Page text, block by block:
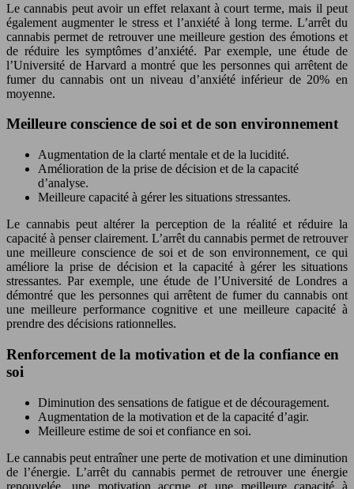
Le cannabis peut avoir un effet relaxant à court terme, mais il peut
également augmenter le stress et l’anxiété à long terme. L’arrêt du
cannabis permet de retrouver une meilleure gestion des émotions et
de réduire les symptômes d’anxiété. Par exemple, une étude de
l’Université de Harvard a montré que les personnes qui arrêtent de
fumer du cannabis ont un niveau d’anxiété inférieur de 20% en
moyenne.
Meilleure conscience de soi et de son environnement
Augmentation de la clarté mentale et de la lucidité.
Amélioration de la prise de décision et de la capacité
d’analyse.
Meilleure capacité à gérer les situations stressantes.
Le cannabis peut altérer la perception de la réalité et réduire la
capacité à penser clairement. L’arrêt du cannabis permet de retrouver
une meilleure conscience de soi et de son environnement, ce qui
améliore la prise de décision et la capacité à gérer les situations
stressantes. Par exemple, une étude de l’Université de Londres a
démontré que les personnes qui arrêtent de fumer du cannabis ont
une meilleure performance cognitive et une meilleure capacité à
prendre des décisions rationnelles.
Renforcement de la motivation et de la confiance en
soi
Diminution des sensations de fatigue et de découragement.
Augmentation de la motivation et de la capacité d’agir.
Meilleure estime de soi et confiance en soi.
Le cannabis peut entraîner une perte de motivation et une diminution
de l’énergie. L’arrêt du cannabis permet de retrouver une énergie
renouvelée, une motivation accrue et une meilleure capacité à